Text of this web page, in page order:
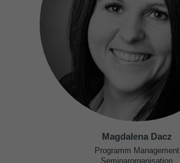
Magdalena Dacz
Programm Management
Seminarorganisation